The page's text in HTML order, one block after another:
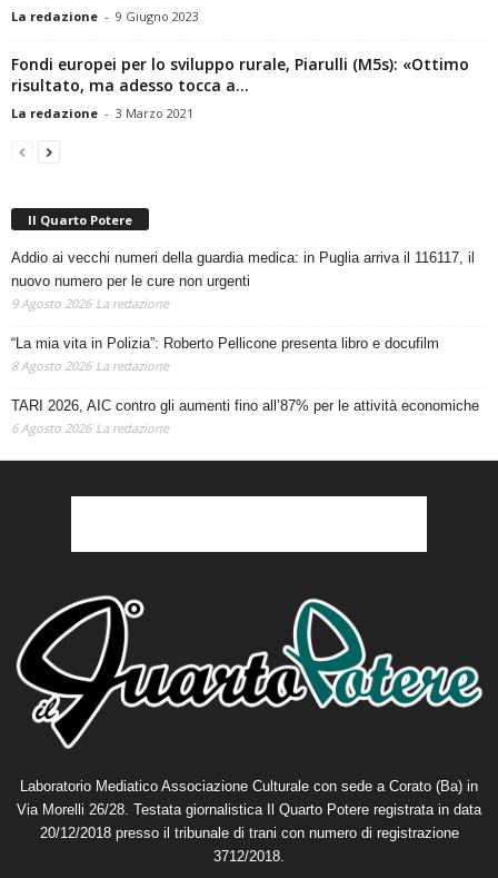
La redazione - 9 Giugno 2023
Fondi europei per lo sviluppo rurale, Piarulli (M5s): «Ottimo
risultato, ma adesso tocca a...
La redazione - 3 Marzo 2021
Il Quarto Potere
Addio ai vecchi numeri della guardia medica: in Puglia arriva il 116117, il
nuovo numero per le cure non urgenti
9 Agosto 2026 La redazione
“La mia vita in Polizia”: Roberto Pellicone presenta libro e docufilm
8 Agosto 2026 La redazione
TARI 2026, AIC contro gli aumenti fino all’87% per le attività economiche
6 Agosto 2026 La redazione
Laboratorio Mediatico Associazione Culturale con sede a Corato (Ba) in
Via Morelli 26/28. Testata giornalistica Il Quarto Potere registrata in data
20/12/2018 presso il tribunale di trani con numero di registrazione
3712/2018.